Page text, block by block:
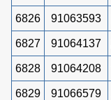
6826 91063593
6827 91064137
6828 91064208
6829 91066579